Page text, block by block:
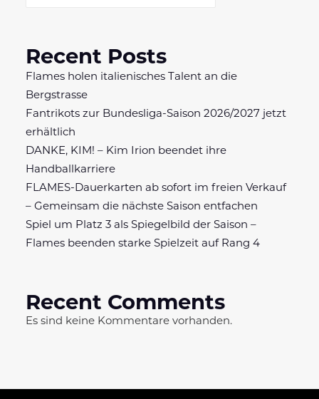
Recent Posts
Flames holen italienisches Talent an die
Bergstrasse
Fantrikots zur Bundesliga-Saison 2026/2027 jetzt
erhältlich
DANKE, KIM! – Kim Irion beendet ihre
Handballkarriere
FLAMES-Dauerkarten ab sofort im freien Verkauf
– Gemeinsam die nächste Saison entfachen
Spiel um Platz 3 als Spiegelbild der Saison –
Flames beenden starke Spielzeit auf Rang 4
Recent Comments
Es sind keine Kommentare vorhanden.